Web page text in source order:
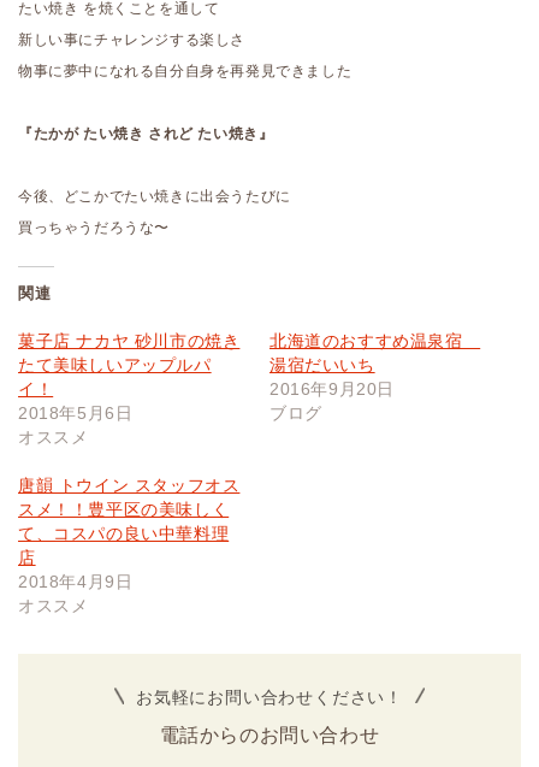
たい焼き を焼くことを通して
新しい事にチャレンジする楽しさ
物事に夢中になれる自分自身を再発見できました
『たかが たい焼き されど たい焼き』
今後、どこかでたい焼きに出会うたびに
買っちゃうだろうな〜
関連
菓子店 ナカヤ 砂川市の焼き
たて美味しいアップルパ
イ！
2018年5月6日
オススメ
北海道のおすすめ温泉宿
湯宿だいいち
2016年9月20日
ブログ
唐韻 トウイン スタッフオス
スメ！！豊平区の美味しく
て、コスパの良い中華料理
店
2018年4月9日
オススメ
お気軽にお問い合わせください！
電話からのお問い合わせ